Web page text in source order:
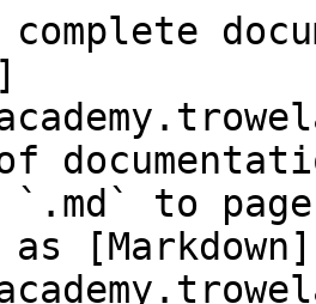
`.md` to
[Markdown]